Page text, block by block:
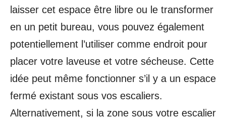
laisser cet espace être libre ou le transformer
en un petit bureau, vous pouvez également
potentiellement l’utiliser comme endroit pour
placer votre laveuse et votre sécheuse. Cette
idée peut même fonctionner s’il y a un espace
fermé existant sous vos escaliers.
Alternativement, si la zone sous votre escalier